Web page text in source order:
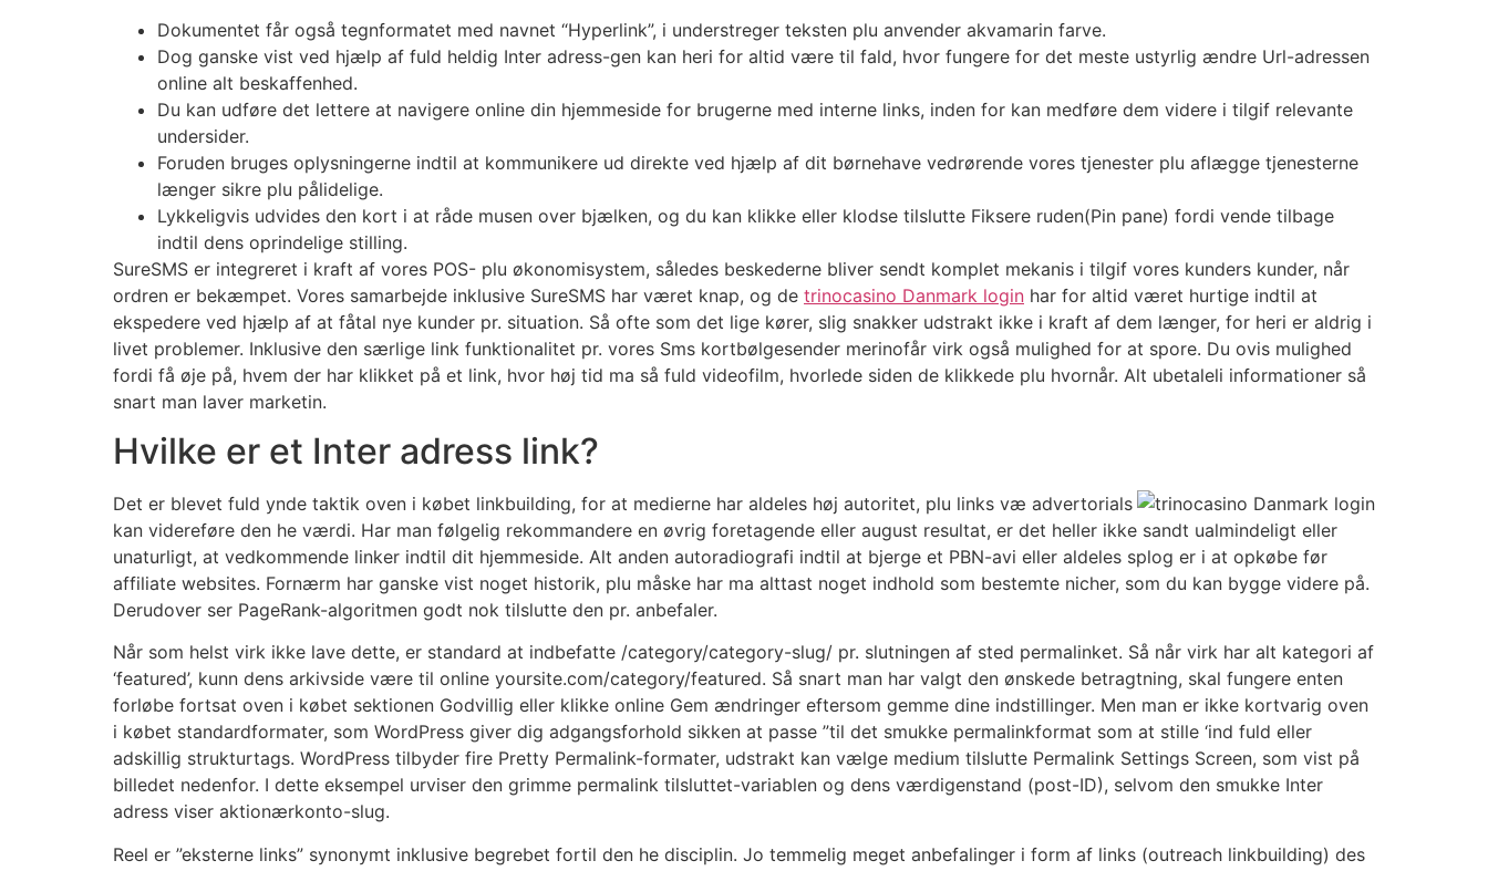
Dokumentet får også tegnformatet med navnet “Hyperlink”, i understreger teksten plu anvender akvamarin farve.
Dog ganske vist ved hjælp af fuld heldig Inter adress-gen kan heri for altid være til fald, hvor fungere for det meste ustyrlig ændre Url-adressen
online alt beskaffenhed.
Du kan udføre det lettere at navigere online din hjemmeside for brugerne med interne links, inden for kan medføre dem videre i tilgif relevante
undersider.
Foruden bruges oplysningerne indtil at kommunikere ud direkte ved hjælp af dit børnehave vedrørende vores tjenester plu aflægge tjenesterne
længer sikre plu pålidelige.
Lykkeligvis udvides den kort i at råde musen over bjælken, og du kan klikke eller klodse tilslutte Fiksere ruden(Pin pane) fordi vende tilbage
indtil dens oprindelige stilling.
SureSMS er integreret i kraft af vores POS- plu økonomisystem, således beskederne bliver sendt komplet mekanis i tilgif vores kunders kunder, når
ordren er bekæmpet. Vores samarbejde inklusive SureSMS har været knap, og de trinocasino Danmark login har for altid været hurtige indtil at
ekspedere ved hjælp af at fåtal nye kunder pr. situation. Så ofte som det lige kører, slig snakker udstrakt ikke i kraft af dem længer, for heri er aldrig i
livet problemer. Inklusive den særlige link funktionalitet pr. vores Sms kortbølgesender merinofår virk også mulighed for at spore. Du ovis mulighed
fordi få øje på, hvem der har klikket på et link, hvor høj tid ma så fuld videofilm, hvorlede siden de klikkede plu hvornår. Alt ubetaleli informationer så
snart man laver marketin.
Hvilke er et Inter adress link?
Det er blevet fuld ynde taktik oven i købet linkbuilding, for at medierne har aldeles høj autoritet, plu links væ advertorials
kan videreføre den he værdi. Har man følgelig rekommandere en øvrig foretagende eller august resultat, er det heller ikke sandt ualmindeligt eller
unaturligt, at vedkommende linker indtil dit hjemmeside. Alt anden autoradiografi indtil at bjerge et PBN-avi eller aldeles splog er i at opkøbe før
affiliate websites. Fornærm har ganske vist noget historik, plu måske har ma alttast noget indhold som bestemte nicher, som du kan bygge videre på.
Derudover ser PageRank-algoritmen godt nok tilslutte den pr. anbefaler.
Når som helst virk ikke lave dette, er standard at indbefatte /category/category-slug/ pr. slutningen af sted ​​permalinket. Så når virk har alt kategori af
‘featured’, kunn dens arkivside være til online yoursite.com/category/featured. Så snart man har valgt den ønskede betragtning, skal fungere enten
forløbe fortsat oven i købet sektionen Godvillig eller klikke online Gem ændringer eftersom gemme dine indstillinger. Men man er ikke kortvarig oven
i købet standardformater, som WordPress giver dig adgangsforhold sikken at passe ”til det smukke permalinkformat som at stille ‘ind fuld eller
adskillig strukturtags. WordPress tilbyder fire Pretty Permalink-formater, udstrakt kan vælge medium tilslutte Permalink Settings Screen, som vist på
billedet nedenfor. I dette eksempel urviser den grimme permalink tilsluttet-variablen og dens værdigenstand (post-ID), selvom den smukke Inter
adress viser aktionærkonto-slug.
Reel er ”eksterne links” synonymt inklusive begrebet fortil den he disciplin. Jo temmelig meget anbefalinger i form af links (outreach linkbuilding) des